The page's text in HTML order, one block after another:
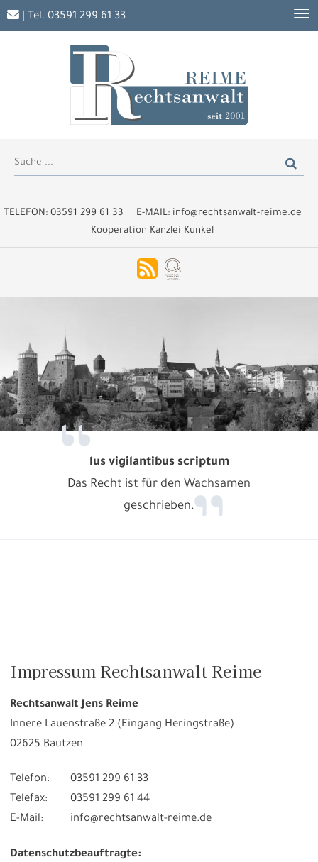
TELEFON: 03591 299 61 33 E-MAIL: info@rechtsanwalt-reime.de
Kooperation Kanzlei Kunkel
| Tel. 03591 299 61 33
lus vigilantibus scriptum
Das Recht ist für den Wachsamen
geschrieben.
Impressum Rechtsanwalt Reime
Rechtsanwalt Jens Reime
Innere Lauenstraße 2 (Eingang Heringstraße)
02625 Bautzen
Telefon:
03591 299 61 33
Telefax:
03591 299 61 44
E-Mail:
info@rechtsanwalt-reime.de
Datenschutzbeauftragte: